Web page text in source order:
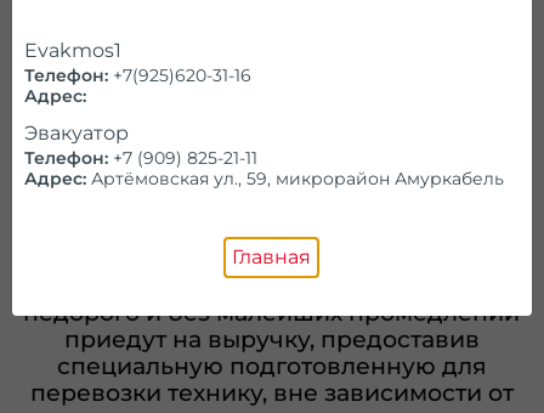
эвакуатора в любую точку
Лесного
Предоставление качественных услуг по
доступной цене — главный принцип
время суток заказать эвакуатор дешево,
поскольку спецтехника приезжает
круглосуточно. Опытные водители
недорого и без малейших промедлений
приедут на выручку, предоставив
специальную подготовленную для
перевозки технику, вне зависимости от
Evakmos1
Телефон: +7(925)620-31-16
Адрес:
Эвакуатор
Телефон: +7 (909) 825-21-11
Адрес: Артёмовская ул., 59, микрорайон Амуркабель
Главная